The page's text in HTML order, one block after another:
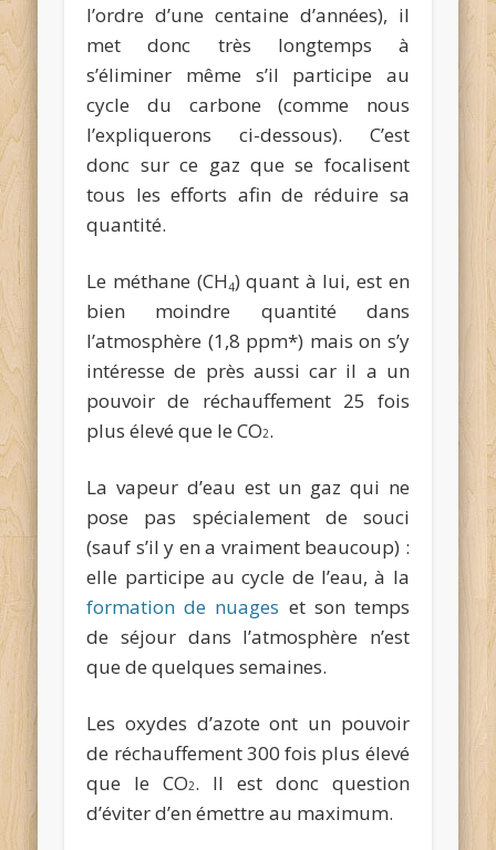
l’ordre d’une centaine d’années), il
met donc très longtemps à
s’éliminer même s’il participe au
cycle du carbone (comme nous
l’expliquerons ci-dessous). C’est
donc sur ce gaz que se focalisent
tous les efforts afin de réduire sa
quantité.
Le méthane (CH4) quant à lui, est en
bien moindre quantité dans
l’atmosphère (1,8 ppm*) mais on s’y
intéresse de près aussi car il a un
pouvoir de réchauffement 25 fois
plus élevé que le CO2.
La vapeur d’eau est un gaz qui ne
pose pas spécialement de souci
(sauf s’il y en a vraiment beaucoup) :
elle participe au cycle de l’eau, à la
formation de nuages et son temps
de séjour dans l’atmosphère n’est
que de quelques semaines.
Les oxydes d’azote ont un pouvoir
de réchauffement 300 fois plus élevé
que le CO2. Il est donc question
d’éviter d’en émettre au maximum.